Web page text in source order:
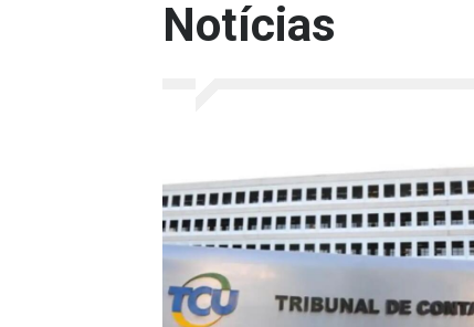
Notícias